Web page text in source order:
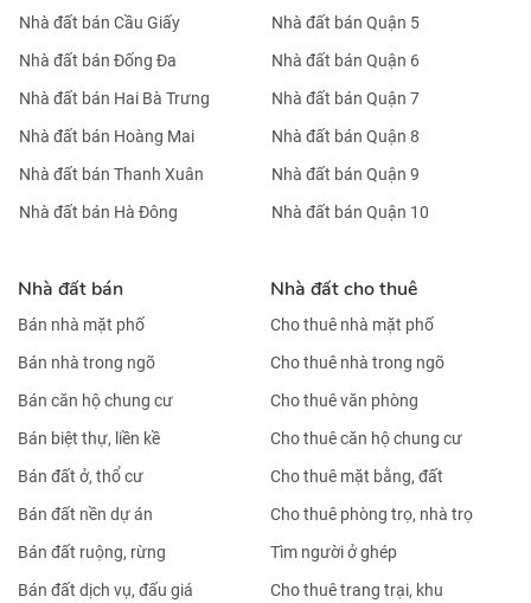
Nhà đất bán Cầu Giấy
Nhà đất bán Đống Đa
Nhà đất bán Hai Bà Trưng
Nhà đất bán Hoàng Mai
Nhà đất bán Thanh Xuân
Nhà đất bán Hà Đông
Nhà đất bán Quận 5
Nhà đất bán Quận 6
Nhà đất bán Quận 7
Nhà đất bán Quận 8
Nhà đất bán Quận 9
Nhà đất bán Quận 10
Nhà đất bán
Bán nhà mặt phố
Bán nhà trong ngõ
Bán căn hộ chung cư
Bán biệt thự, liền kề
Bán đất ở, thổ cư
Bán đất nền dự án
Bán đất ruộng, rừng
Bán đất dịch vụ, đấu giá
Nhà đất cho thuê
Cho thuê nhà mặt phố
Cho thuê nhà trong ngõ
Cho thuê văn phòng
Cho thuê căn hộ chung cư
Cho thuê mặt bằng, đất
Cho thuê phòng trọ, nhà trọ
Tìm người ở ghép
Cho thuê trang trại, khu